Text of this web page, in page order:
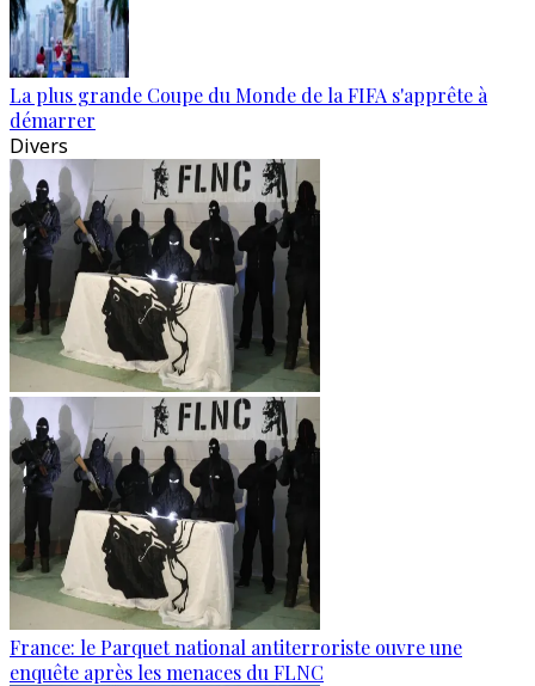
La plus grande Coupe du Monde de la FIFA s'apprête à
démarrer
Divers
France: le Parquet national antiterroriste ouvre une
enquête après les menaces du FLNC